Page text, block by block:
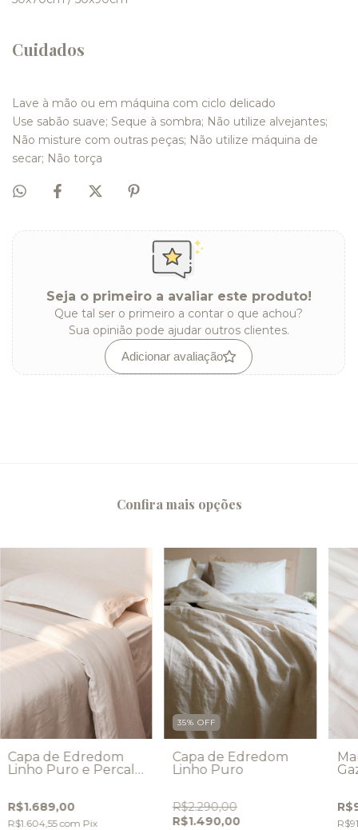
Cuidados
Lave à mão ou em máquina com ciclo delicado
Use sabão suave; Seque à sombra; Não utilize alvejantes;
Não misture com outras peças; Não utilize máquina de
secar; Não torça
Seja o primeiro a avaliar este produto!
Que tal ser o primeiro a contar o que achou?
Sua opinião pode ajudar outros clientes.
Adicionar avaliação
Confira mais opções
Capa de Edredom
Linho Puro e Percal
White
R$1.689,00
R$1.604,55com Pix
35% OFF
Capa de Edredom
Linho Puro
R$2.290,00
R$1.490,00